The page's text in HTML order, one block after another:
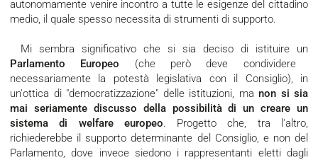
autonomamente venire incontro a tutte le esigenze del cittadino
medio, il quale spesso necessita di strumenti di supporto.
Mi sembra significativo che si sia deciso di istituire un
Parlamento Europeo (che però deve condividere
necessariamente la potestà legislativa con il Consiglio), in
un'ottica di "democratizzazione" delle istituzioni, ma non si sia
mai seriamente discusso della possibilità di un creare un
sistema di welfare europeo. Progetto che, tra l'altro,
richiederebbe il supporto determinante del Consiglio, e non del
Parlamento, dove invece siedono i rappresentanti eletti dagli